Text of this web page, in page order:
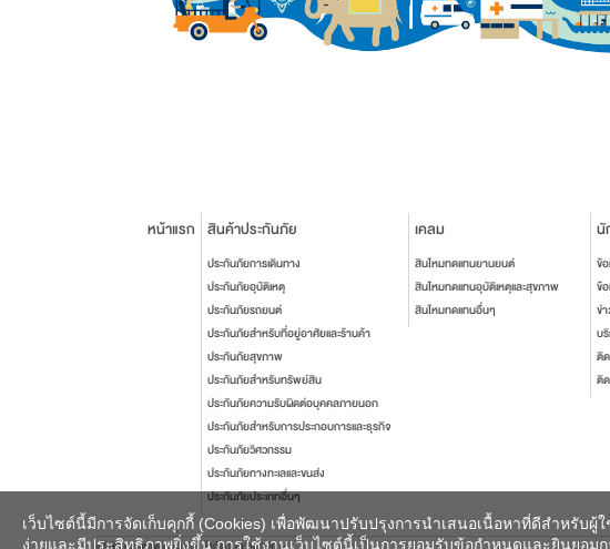
เว็บไซต์นี้มีการจัดเก็บคุกกี้ (Cookies) เพื่อพัฒนาปรับปรุงการนำเสนอเนื้อหาที่ดีสำหรับ
ง่ายและมีประสิทธิภาพยิ่งขึ้น การใช้งานเว็บไซต์นี้เป็นการยอมรับข้อกำหนดและยินยอมก
หน้าแรก สินค้าประกันภัย
ประกันภัยการเดินทาง
ประกันภัยอุบัติเหตุ
ประกันภัยรถยนต์
ประกันภัยสำหรับที่อยู่อาศัยและร้านค้า
ประกันภัยสุขภาพ
ประกันภัยสำหรับทรัพย์สิน
ประกันภัยความรับผิดต่อบุคคลภายนอก
ประกันภัยสำหรับการประกอบการและธุรกิจ
ประกันภัยวิศวกรรม
ประกันภัยทางทะเลและขนส่ง
ประกันภัยประเภทอื่นๆ
เคลม
สินไหมทดแทนยานยนต์
สินไหมทดแทนอุบัติเหตุและสุขภาพ
สินไหมทดแทนอื่นๆ
นั
ข้
ข้
ข่
บ
ติ
ติ